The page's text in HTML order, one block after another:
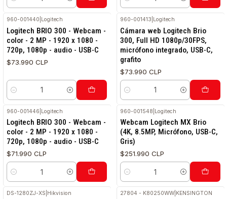
Cantidad Cantidad
960-001440 Logitech
Logitech BRIO 300 - Webcam -
color - 2 MP - 1920 x 1080 -
720p, 1080p - audio - USB-C
$73.990 CLP
Cantidad
960-001413 Logitech
Cámara web Logitech Brio
300, Full HD 1080p/30FPS,
micrófono integrado, USB-C,
grafito
$73.990 CLP
Cantidad
960-001446 Logitech
Logitech BRIO 300 - Webcam -
color - 2 MP - 1920 x 1080 -
720p, 1080p - audio - USB-C
$71.990 CLP
Cantidad
960-001548 Logitech
Webcam Logitech MX Brio
(4K, 8.5MP, Micrófono, USB-C,
Gris)
$251.990 CLP
Cantidad
DS-1280ZJ-XS Hikvision 27804 - K80250WW KENSINGTON